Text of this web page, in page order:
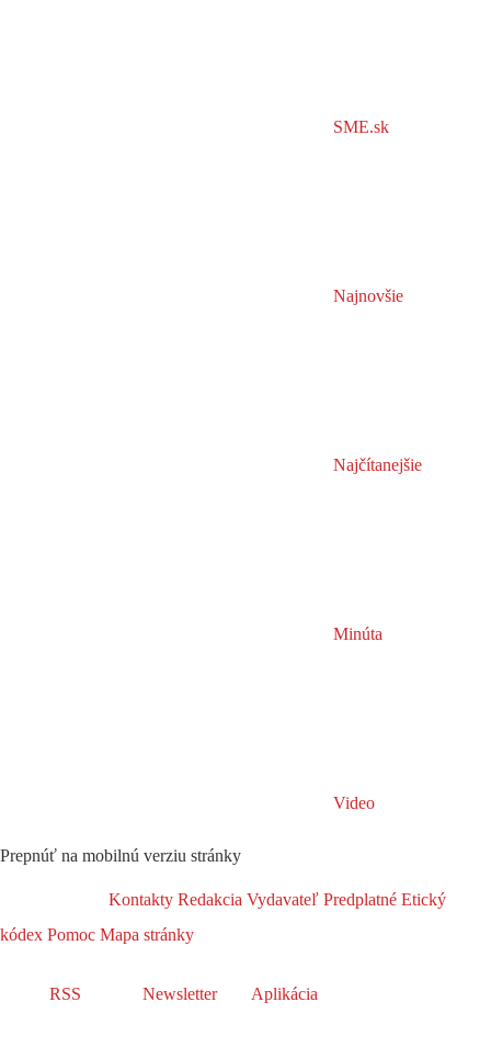
SME.sk
Najnovšie
Najčítanejšie
Minúta
Video
Prepnúť na mobilnú verziu stránky
Kontakty Redakcia Vydavateľ Predplatné Etický
kódex Pomoc Mapa stránky
RSS Newsletter Aplikácia